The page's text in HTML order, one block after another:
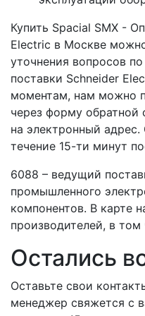
Купить Spacial SMX -
Electric в Москве
уточнения вопросов
поставки Schneider
моментам, нам можно
через форму обратной
на электронный
течение 15-ти минут
6088 – ведущий
промышленного
компонентов. В карте
производителей, в
Остались
Оставьте свои
менеджер свяжется с